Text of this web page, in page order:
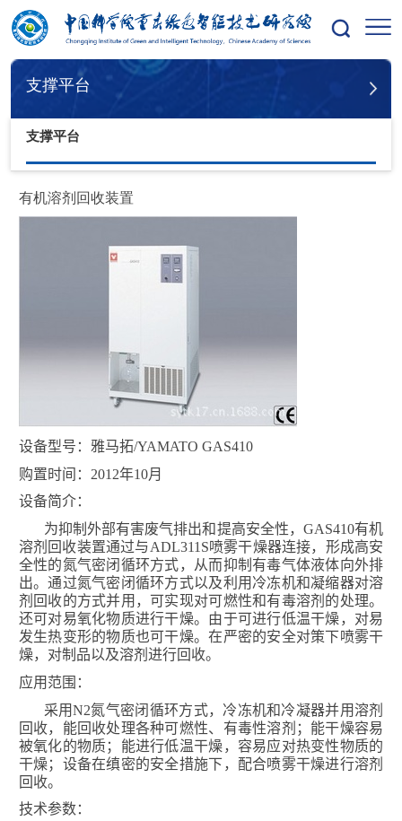
您的位置：首页 支撑平台
支撑平台
支撑平台
有机溶剂回收装置
设备型号 ：雅马拓/YAMATO GAS410
购置时间 ： 2012年10月
设备简介：
为抑制外部有害废气排出和提高安全性，GAS410有机
溶剂回收装置通过与ADL311S喷雾干燥器连接，形成高安
全性的氮气密闭循环方式，从而抑制有毒气体液体向外排
出。通过氮气密闭循环方式以及利用冷冻机和凝缩器对溶
剂回收的方式并用，可实现对可燃性和有毒溶剂的处理。
还可对易氧化物质进行干燥。由于可进行低温干燥，对易
发生热变形的物质也可干燥。在严密的安全对策下喷雾干
燥，对制品以及溶剂进行回收。
应用范围 ：
采用N2氮气密闭循环方式，冷冻机和冷凝器并用溶剂
回收，能回收处理各种可燃性、有毒性溶剂；能干燥容易
被氧化的物质；能进行低温干燥，容易应对热变性物质的
干燥；设备在缜密的安全措施下，配合喷雾干燥进行溶剂
回收。
技术参数：